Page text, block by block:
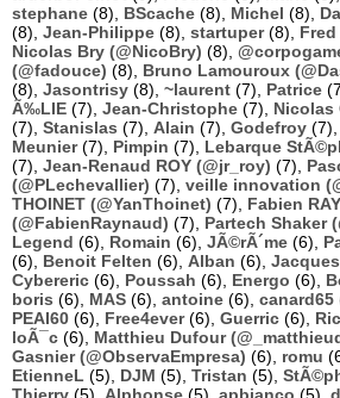
stephane (8), BScache (8), Michel (8),
(8), Jean-Philippe (8), startuper(8), Fred
Nicolas Bry (@NicoBry) (8),
(@fadouce) (8), Bruno Lamouroux
(8), Jasontrisy (8), ~laurent (7), Patrice
Ã‰LIE (7), Jean-Christophe (7), Nicolas
(7), Stanislas (7), Alain (7), Godefroy (7),
Meunier(7), Pimpin (7), Lebarque
(7), Jean-Renaud ROY (@jr_roy) (7),
(@PLechevallier) (7), veille innovation
THOINET (@YanThoinet) (7), Fabien
(@FabienRaynaud) (7), Partech Shaker
Legend (6), Romain (6), JÃ©rÃ´me (6),
(6), Benoit Felten (6), Alban (6), Jacques
Cybereric (6), Poussah (6), Energo (6),
boris (6), MAS (6), antoine (6), canard65
PEAI60 (6), Free4ever(6), Guerric (6),
loÃ¯c (6), Matthieu Dufour
Gasnier (@ObservaEmpresa) (6), romu
EtienneL (5), DJM (5), Tristan (5),